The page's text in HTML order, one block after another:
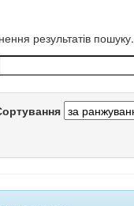
результатів пошуку.